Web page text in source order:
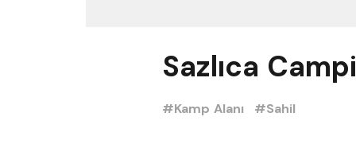
Sazlıca
#Kamp Alanı #Sahil